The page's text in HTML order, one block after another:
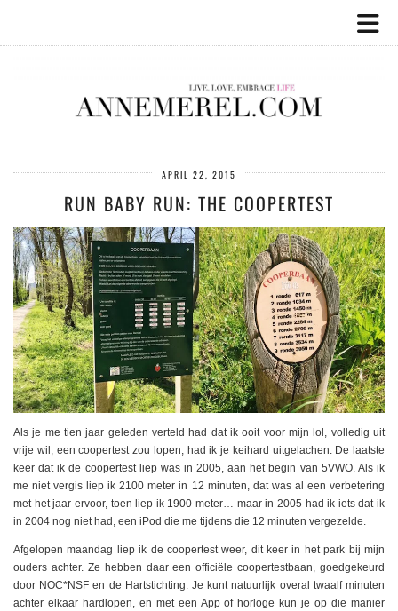
APRIL 22, 2015
RUN BABY RUN: THE COOPERTEST
Als je me tien jaar geleden verteld had dat ik ooit voor mijn lol, volledig uit
vrije wil, een coopertest zou lopen, had ik je keihard uitgelachen. De laatste
keer dat ik de coopertest liep was in 2005, aan het begin van 5VWO. Als ik
me niet vergis liep ik 2100 meter in 12 minuten, dat was al een verbetering
met het jaar ervoor, toen liep ik 1900 meter… maar in 2005 had ik iets dat ik
in 2004 nog niet had, een iPod die me tijdens die 12 minuten vergezelde.
Afgelopen maandag liep ik de coopertest weer, dit keer in het park bij mijn
ouders achter. Ze hebben daar een officiële coopertestbaan, goedgekeurd
door NOC*NSF en de Hartstichting. Je kunt natuurlijk overal twaalf minuten
achter elkaar hardlopen, en met een App of horloge kun je op die manier